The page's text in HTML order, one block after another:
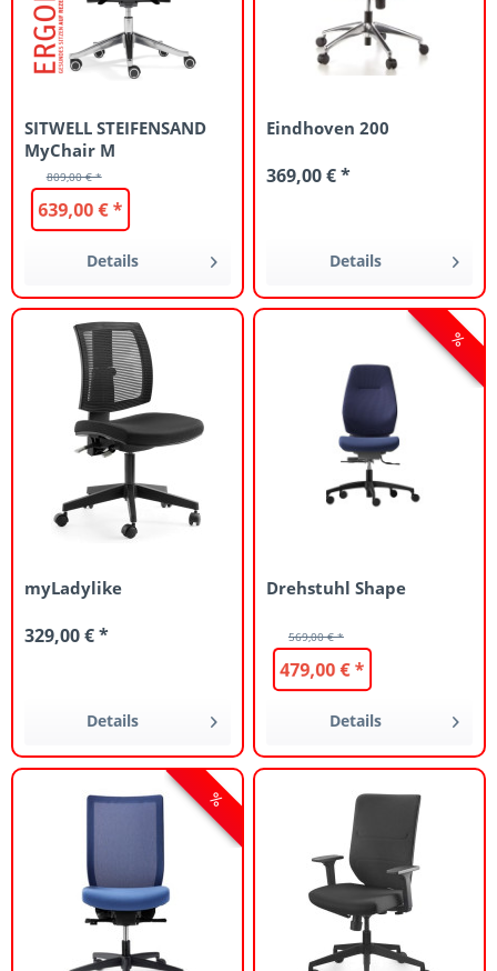
SITWELL STEIFENSAND
MyChair M
809,00 € *
639,00 € *
Details
Eindhoven 200
369,00 € *
Details
myLadylike
329,00 € *
Details
Drehstuhl Shape
569,00 € *
479,00 € *
Details